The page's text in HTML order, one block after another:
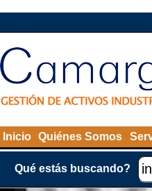
Inicio Quiénes Somos
Qué estás buscando?